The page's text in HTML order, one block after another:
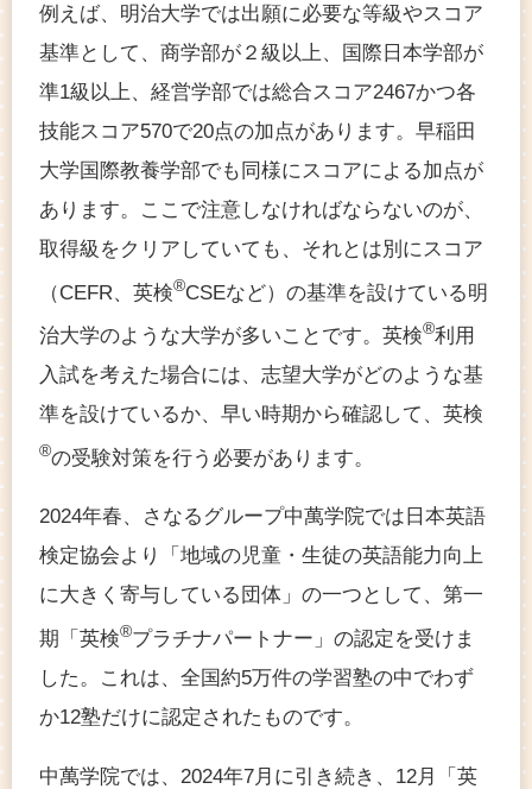
例えば、明治大学では出願に必要な等級やスコア
基準として、商学部が２級以上、国際日本学部が
準1級以上、経営学部では総合スコア2467かつ各
技能スコア570で20点の加点があります。早稲田
大学国際教養学部でも同様にスコアによる加点が
あります。ここで注意しなければならないのが、
取得級をクリアしていても、それとは別にスコア
（CEFR、英検®CSEなど）の基準を設けている明
治大学のような大学が多いことです。英検®利用
入試を考えた場合には、志望大学がどのような基
準を設けているか、早い時期から確認して、英検
®の受験対策を行う必要があります。
2024年春、さなるグループ中萬学院では日本英語
検定協会より「地域の児童・生徒の英語能力向上
に大きく寄与している団体」の一つとして、第一
期「英検®プラチナパートナー」の認定を受けま
した。これは、全国約5万件の学習塾の中でわず
か12塾だけに認定されたものです。
中萬学院では、2024年7月に引き続き、12月「英